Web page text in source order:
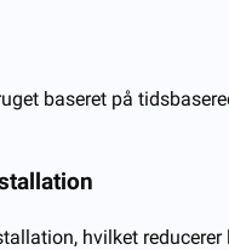
baseret på
hvilket